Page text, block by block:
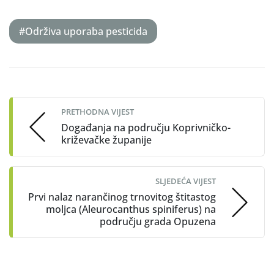
#Održiva uporaba pesticida
navigation
PRETHODNA VIJEST
Događanja na području Koprivničko-
križevačke županije
SLJEDEĆA VIJEST
Prvi nalaz narančinog trnovitog štitastog
moljca (Aleurocanthus spiniferus) na
području grada Opuzena